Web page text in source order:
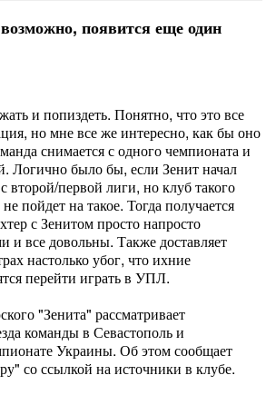
появится еще один
и попиздеть. Понятно, что это все
но мне все же интересно, как бы оно
снимается с одного чемпионата и
Логично было бы, если Зенит начал
второй/первой лиги, но клуб такого
пойдет на такое. Тогда получается
с Зенитом просто напросто
и все довольны. Также доставляет
настолько убог, что ихние
перейти играть в УПЛ.
"Зенита" рассматривает
команды в Севастополь и
Украины. Об этом сообщает
со ссылкой на источники в клубе.